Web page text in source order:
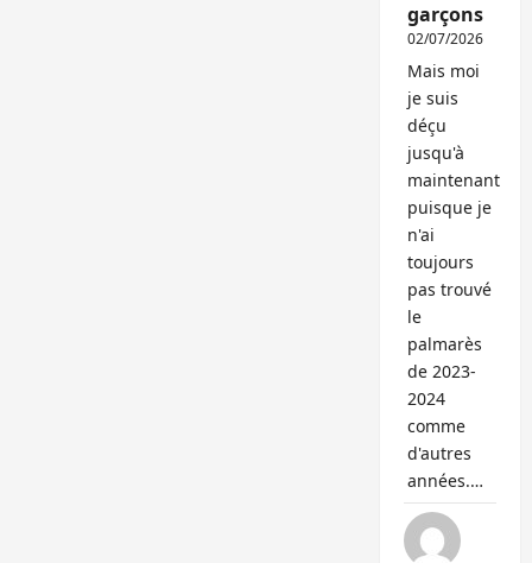
garçons
02/07/2026
Mais moi
je suis
déçu
jusqu'à
maintenant
puisque je
n'ai
toujours
pas trouvé
le
palmarès
de 2023-
2024
comme
d'autres
années.…